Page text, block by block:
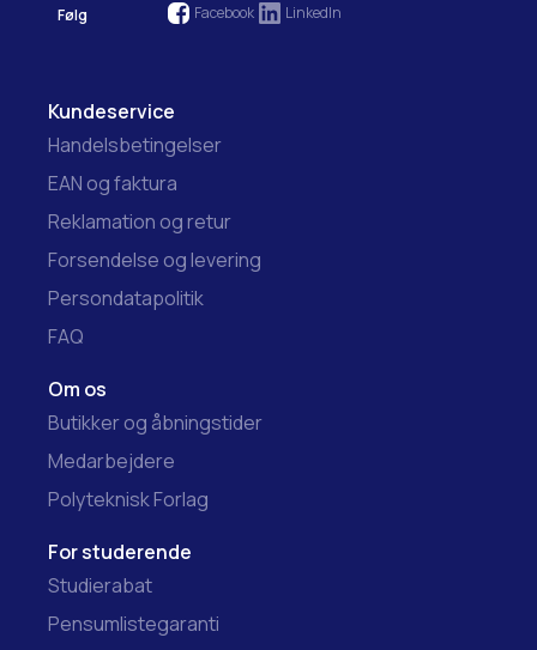
Følg Facebook LinkedIn
Kundeservice
Handelsbetingelser
EAN og faktura
Reklamation og retur
Forsendelse og levering
Persondatapolitik
FAQ
Om os
Butikker og åbningstider
Medarbejdere
Polyteknisk Forlag
For studerende
Studierabat
Pensumlistegaranti